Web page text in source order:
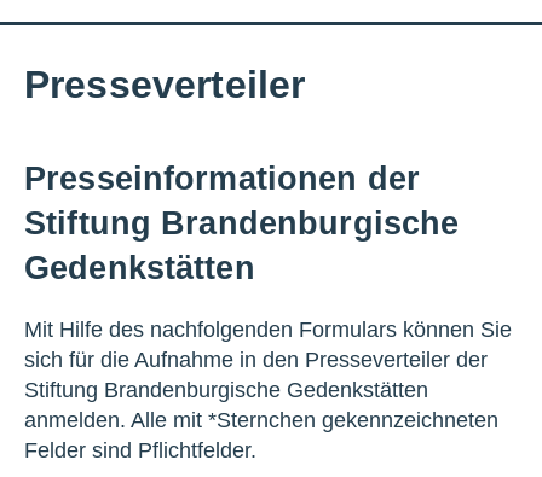
Presseverteiler
Presseinformationen der
Stiftung Brandenburgische
Gedenkstätten
Mit Hilfe des nachfolgenden Formulars können Sie
sich für die Aufnahme in den Presseverteiler der
Stiftung Brandenburgische Gedenkstätten
anmelden. Alle mit *Sternchen gekennzeichneten
Felder sind Pflichtfelder.